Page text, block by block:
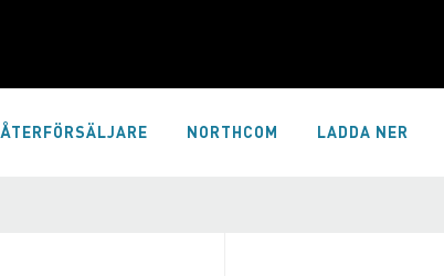
ÅTERFÖRSÄLJARE NORTHCOM LADDA NER